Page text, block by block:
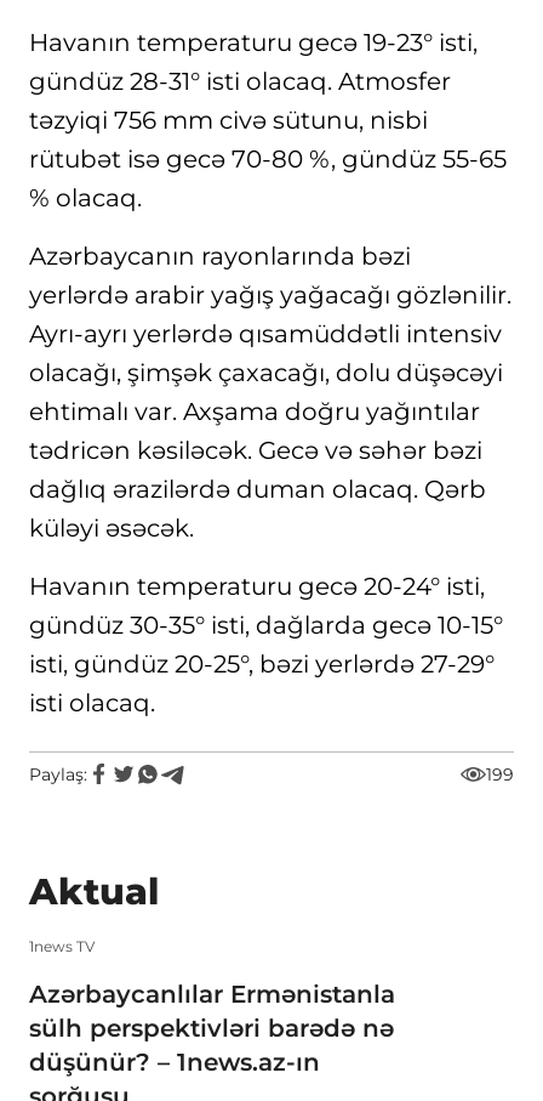
Havanın temperaturu gecə 19-23° isti,
gündüz 28-31° isti olacaq. Atmosfer
təzyiqi 756 mm civə sütunu, nisbi
rütubət isə gecə 70-80 %, gündüz 55-65
% olacaq.
Azərbaycanın rayonlarında bəzi
yerlərdə arabir yağış yağacağı gözlənilir.
Ayrı-ayrı yerlərdə qısamüddətli intensiv
olacağı, şimşək çaxacağı, dolu düşəcəyi
ehtimalı var. Axşama doğru yağıntılar
tədricən kəsiləcək. Gecə və səhər bəzi
dağlıq ərazilərdə duman olacaq. Qərb
küləyi əsəcək.
Havanın temperaturu gecə 20-24° isti,
gündüz 30-35° isti, dağlarda gecə 10-15°
isti, gündüz 20-25°, bəzi yerlərdə 27-29°
isti olacaq.
Paylaş: 199
Aktual
1news TV
Azərbaycanlılar Ermənistanla
sülh perspektivləri barədə nə
düşünür? – 1news.az-ın